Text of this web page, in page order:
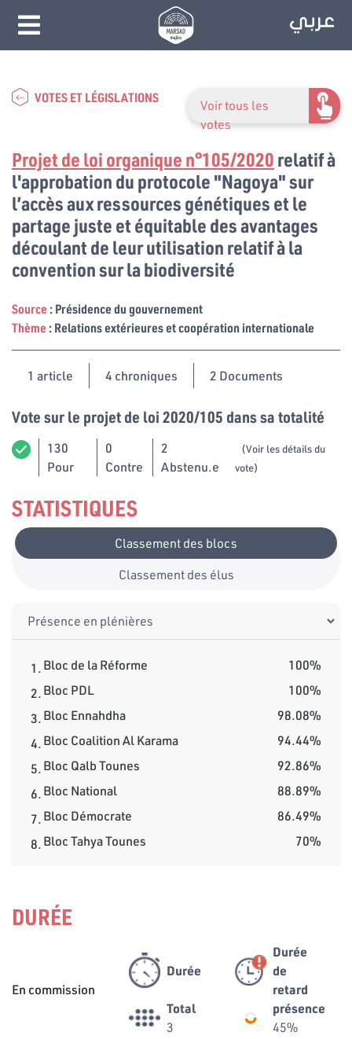
VOTES ET LÉGISLATIONS
Voir tous les
votes
STATISTIQUES
Classement des blocs
Classement des élus
1.Bloc de la Réforme
100%
2.Bloc PDL
100%
3.Bloc Ennahdha
98.08%
4.Bloc Coalition Al Karama
94.44%
5.Bloc Qalb Tounes
92.86%
6.Bloc National
88.89%
7.Bloc Démocrate
86.49%
8.Bloc Tahya Tounes 70%
Projet de loi organique n°105/2020relatif à
l'approbation du protocole "Nagoya" sur
l’accès aux ressources génétiques et le
partage juste et équitable des avantages
découlant de leur utilisation relatif à la
convention sur la biodiversité
Source: Présidence du gouvernement
Thème: Relations extérieures et coopération internationale
1 article 4 chroniques 2 Documents
Vote sur le projet de loi 2020/105 dans sa totalité
130
Pour
0
Contre
2
Abstenu.e
(Voir les détails du
vote)
DURÉE
En commission
Durée
Durée
de
retard
Total
3
présence
45%